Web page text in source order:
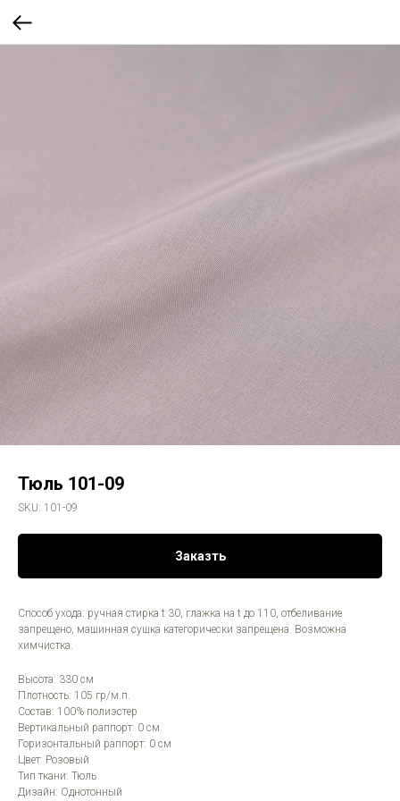
Тюль 101-09
SKU: 101-09
Заказть
Способ ухода: ручная стирка t 30, глажка на t до 110, отбеливание
запрещено, машинная сушка категорически запрещена. Возможна
химчистка.
Высота: 330 см
Плотность: 105 гр/м.п.
Состав: 100% полиэстер
Вертикальный раппорт: 0 см
Горизонтальный раппорт: 0 см
Цвет: Розовый
Тип ткани: Тюль
Дизайн: Однотонный